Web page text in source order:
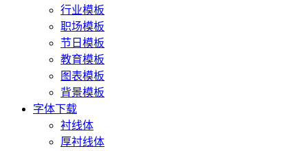
行业模板
职场模板
节日模板
教育模板
图表模板
背景模板
字体下载
衬线体
厚衬线体